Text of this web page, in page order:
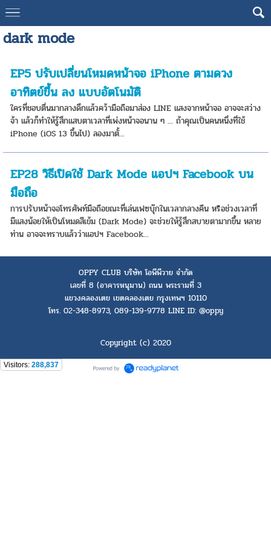
dark mode
EP5 ปรับเปลี่ยนโหมดหน้าจอ iPhone ตามดวง
อาทิตย์ขึ้น ลง แบบอัตโนมัติ
ใครที่ชอบตื่นมากลางดึกแล้วคว้ามือถือมาส่อง LINE แสงจากหน้าจอ อาจจะสว่าง
จ้า แล้วก็ทำให้รู้สึกแสบตาเวลาที่เพ่งหน้าจอนาน ๆ ... ถ้าคุณเป็นคนหนึ่งที่ใช้
iPhone (iOS 13 ขึ้นไป) ลองมาตั้...
EP28 วิธีเปิดใช้ Dark Mode แอปฯ Facebook บน
มือถือ
การปรับหน้าจอโทรศัพท์มือถือขณะที่เล่นเฟซบุ๊กในเวลากลางคืน หรือช่วงเวลาที่
มีแสงน้อยให้เป็นโหมดสีเข้ม (Dark Mode) จะช่วยให้รู้สึกสบายตามากขึ้น หลาย
ท่าน อาจจะทราบแล้วว่าแอปฯ Facebook...
OPPY CLUB บริษัท โอพีพีวาย จำกัด
เลขที่ 8 (อาคารหนุมาน) ถนน พระรามที่ 3
แขวงคลองเตย เขตคลองเตย กรุงเทพฯ 10110
โทร. 02-348-8973, 089-139-9778 LINE ID: @oppy
Copyright (c) 2020
Visitors: 288,837